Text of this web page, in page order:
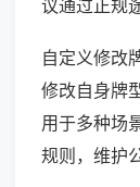
议通过正规
自定义修改
修改自身牌
用于多种场
规则，维护